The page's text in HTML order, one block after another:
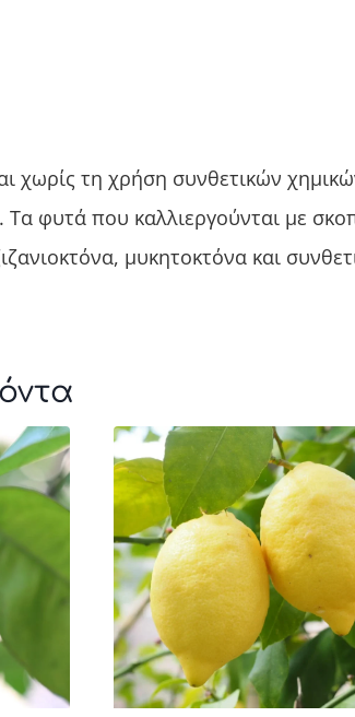
χωρίς τη χρήση συνθετικών
Τα φυτά που καλλιεργούνται με
μυκητοκτόνα και